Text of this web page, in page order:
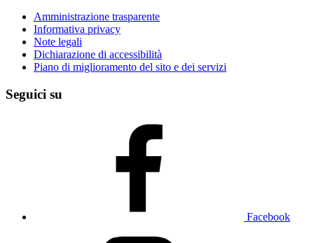
Amministrazione trasparente
Informativa privacy
Note legali
Dichiarazione di accessibilità
Piano di miglioramento del sito e dei servizi
Seguici su
Facebook